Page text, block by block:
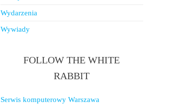
Wydarzenia
Wywiady
FOLLOW THE WHITE
RABBIT
Serwis komputerowy Warszawa